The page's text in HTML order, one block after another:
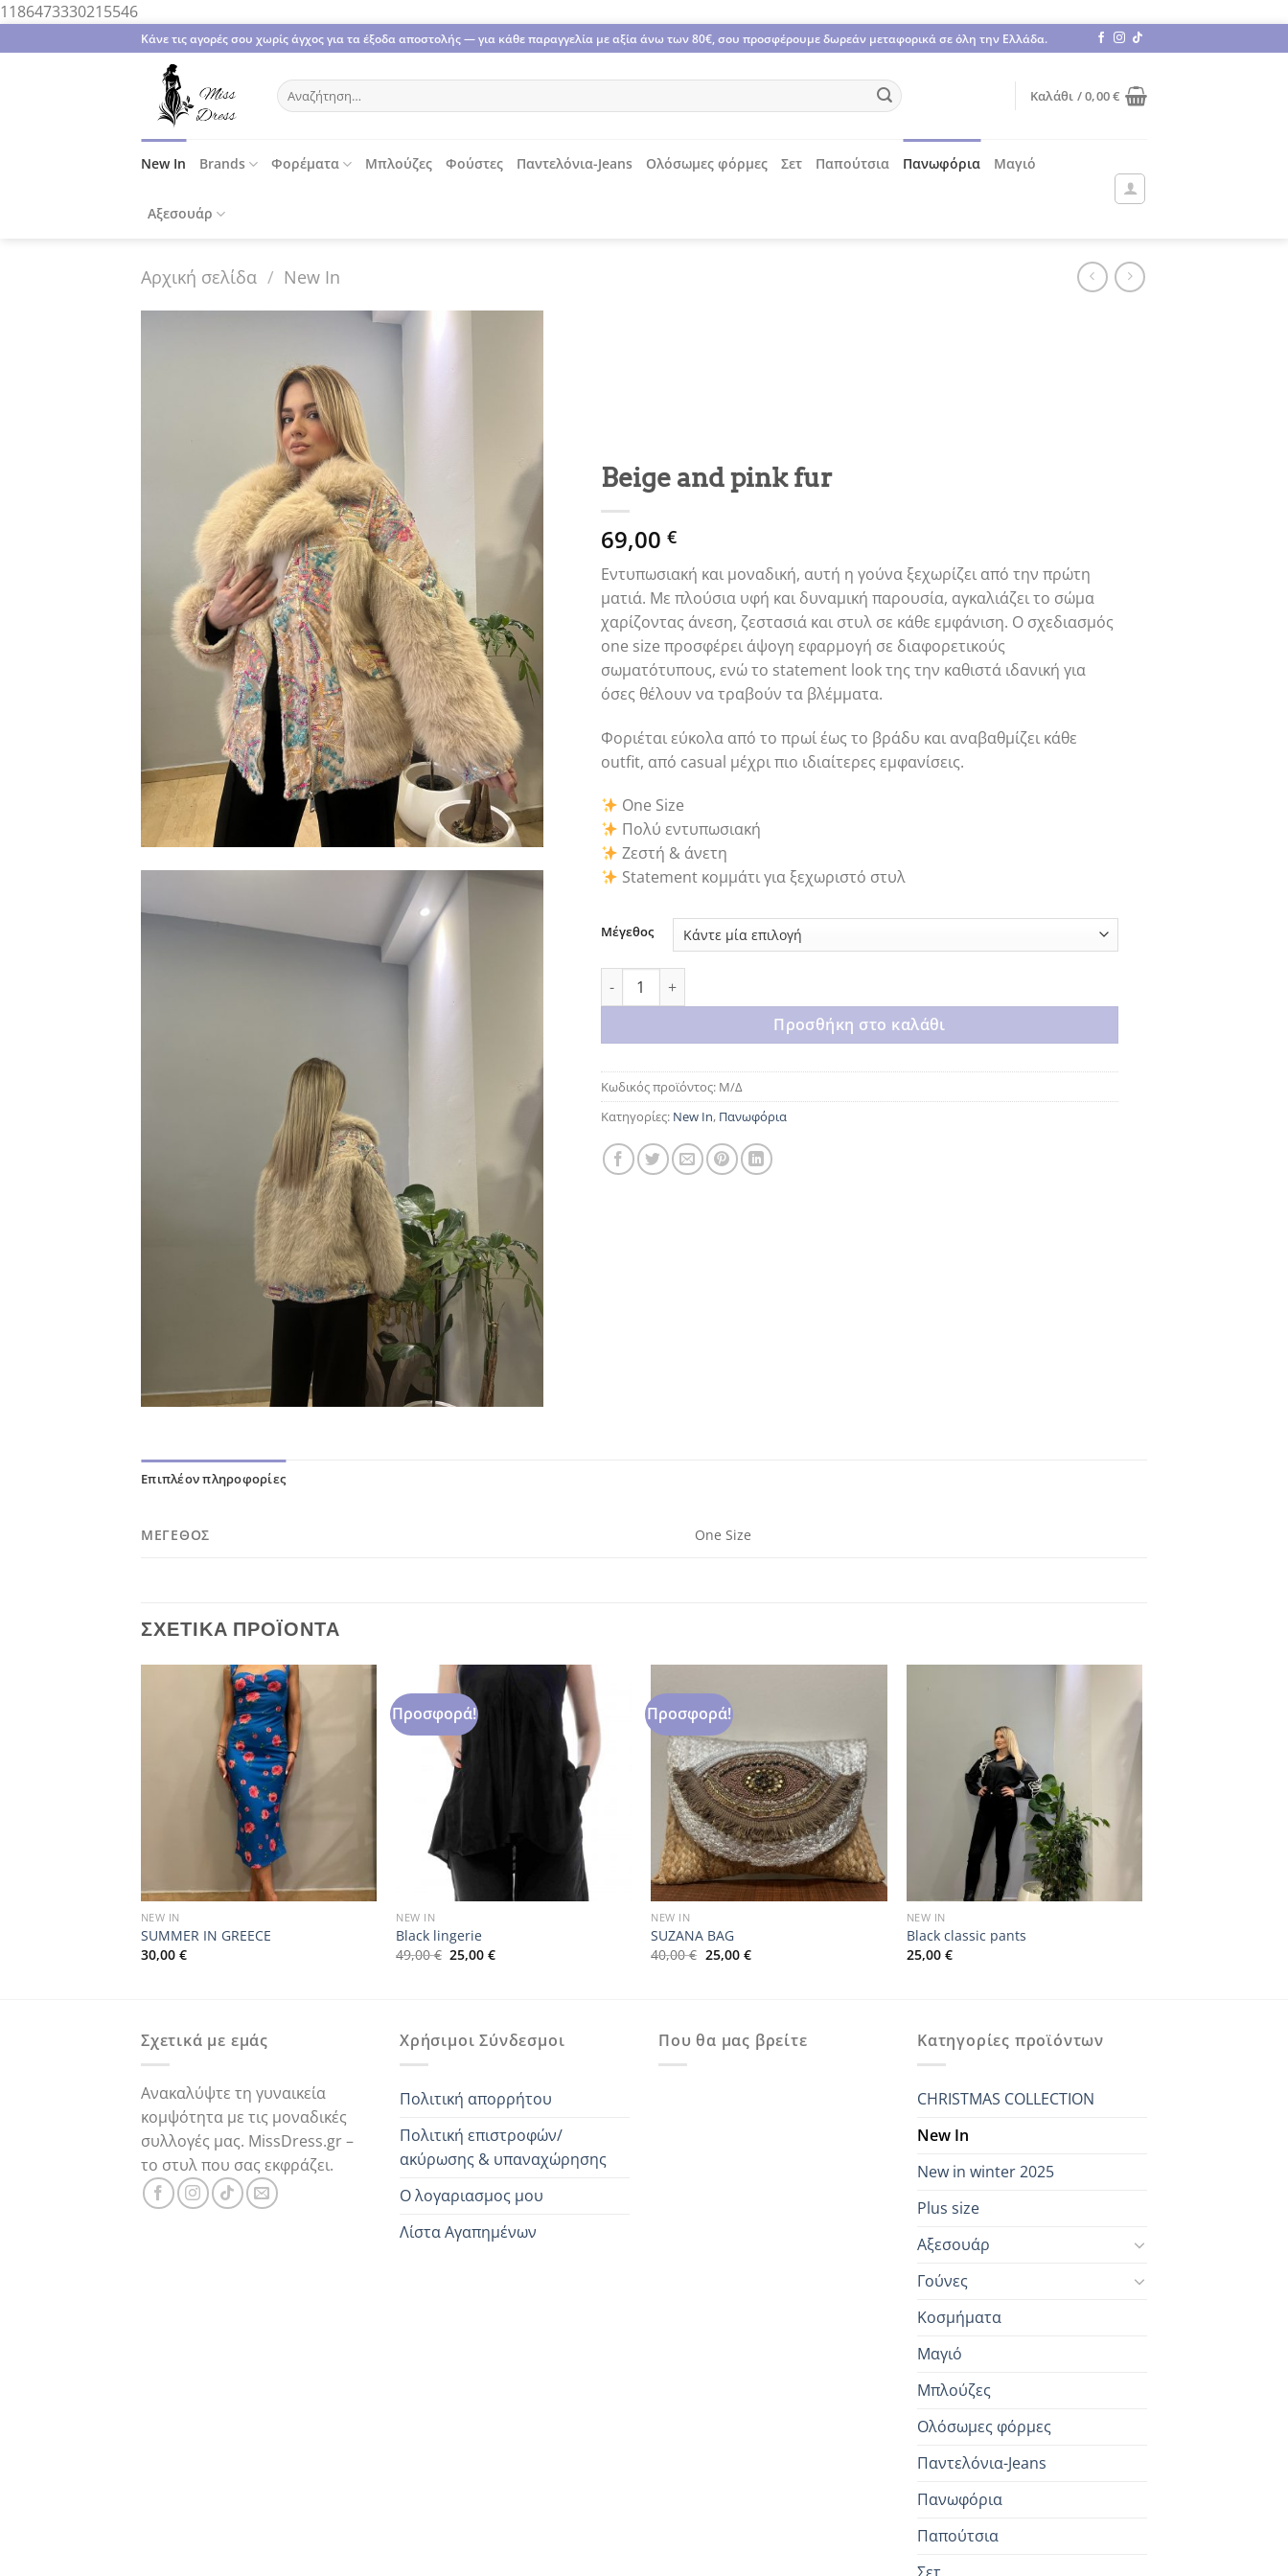
1186473330215546Μετάβαση
στο
περιεχόμενο
Κάνε τις αγορές σου χωρίς άγχος για τα έξοδα αποστολής — για κάθε παραγγελία με αξία άνω των 80€, σου προσφέρουμε δωρεάν μεταφορικά σε όλη την Ελλάδα.
Αναζήτηση
για:
Καλάθι /0,00€
New In Brands Φορέματα Μπλούζες Φούστες Παντελόνια-Jeans Ολόσωμες φόρμες Σετ Παπούτσια Πανωφόρια Μαγιό
Αξεσουάρ
Αρχική σελίδα / New In
Beige and pink fur
69,00 €
Εντυπωσιακή και μοναδική, αυτή η γούνα ξεχωρίζει από την πρώτη
ματιά. Με πλούσια υφή και δυναμική παρουσία, αγκαλιάζει το σώμα
χαρίζοντας άνεση, ζεστασιά και στυλ σε κάθε εμφάνιση. Ο σχεδιασμός
one size προσφέρει άψογη εφαρμογή σε διαφορετικούς
σωματότυπους, ενώ το statement look της την καθιστά ιδανική για
όσες θέλουν να τραβούν τα βλέμματα.
Φοριέται εύκολα από το πρωί έως το βράδυ και αναβαθμίζει κάθε
outfit, από casual μέχρι πιο ιδιαίτερες εμφανίσεις.
One Size
Πολύ εντυπωσιακή
Ζεστή & άνετη
Statement κομμάτι για ξεχωριστό στυλ
Μέγεθος
Beige and pink fur ποσότητα
Προσθήκη στο καλάθι
Κωδικός προϊόντος: Μ/Δ
Κατηγορίες: New In, Πανωφόρια
Επιπλέον πληροφορίες
ΜΈΓΕΘΟΣ One Size
ΣΧΕΤΙΚΆ ΠΡΟΪΌΝΤΑ
NEW IN
SUMMER IN GREECE
30,00 €
Προσφορά!
NEW IN
Black lingerie
49,00€ Original
price
25,00€Η
Προσφορά!
NEW IN
SUZANA BAG
40,00€ Original
price
25,00 €Η
NEW IN
Black classic pants
25,00 €
Σχετικά με εμάς
Ανακαλύψτε τη γυναικεία
κομψότητα με τις μοναδικές
συλλογές μας. MissDress.gr –
το στυλ που σας εκφράζει.
Χρήσιμοι Σύνδεσμοι
Πολιτική απορρήτου
Πολιτική επιστροφών/
ακύρωσης & υπαναχώρησης
Ο λογαριασμος μου
Λίστα Αγαπημένων
Που θα μας βρείτε Κατηγορίες προϊόντων
CHRISTMAS COLLECTION
New In
New in winter 2025
Plus size
Αξεσουάρ
Γούνες
Κοσμήματα
Μαγιό
Μπλούζες
Ολόσωμες φόρμες
Παντελόνια-Jeans
Πανωφόρια
Παπούτσια